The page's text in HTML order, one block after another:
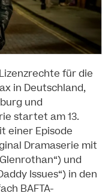
für die
in Deutschland,
und
startet am 13.
einer Episode
Dramaserie mit
und
Issues“) in den
BAFTA-